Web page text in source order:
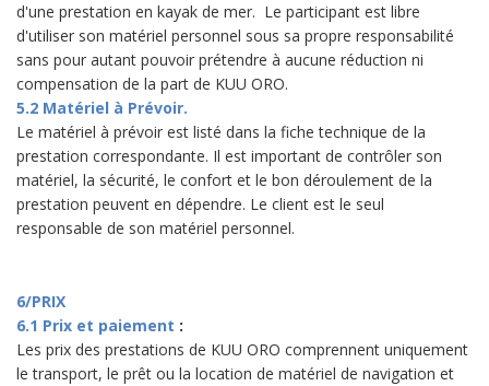
d'une prestation en kayak de mer. Le participant est libre
d'utiliser son matériel personnel sous sa propre responsabilité
sans pour autant pouvoir prétendre à aucune réduction ni
compensation de la part de KUU ORO.
5.2 Matériel à Prévoir.
Le matériel à prévoir est listé dans la fiche technique de la
prestation correspondante. Il est important de contrôler son
matériel, la sécurité, le confort et le bon déroulement de la
prestation peuvent en dépendre. Le client est le seul
responsable de son matériel personnel.
6/PRIX
6.1 Prix et paiement :
Les prix des prestations de KUU ORO comprennent uniquement
le transport, le prêt ou la location de matériel de navigation et